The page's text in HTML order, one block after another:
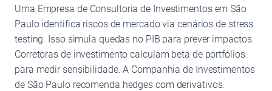
Uma Empresa de Consultoria de Investimentos em São
Paulo identifica riscos de mercado via cenários de stress
testing. Isso simula quedas no PIB para prever impactos.
Corretoras de investimento calculam beta de portfólios
para medir sensibilidade. A Companhia de Investimentos
de São Paulo recomenda hedges com derivativos.